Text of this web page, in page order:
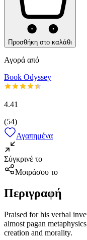
Προσθήκη στο καλάθι
Αγορά από
Book Odyssey
4.41
(54)
Αγαπημένα
Σύγκρινέ το
Μοιράσου το
Περιγραφή
Praised for his verbal
almost pagan
creation and morality.